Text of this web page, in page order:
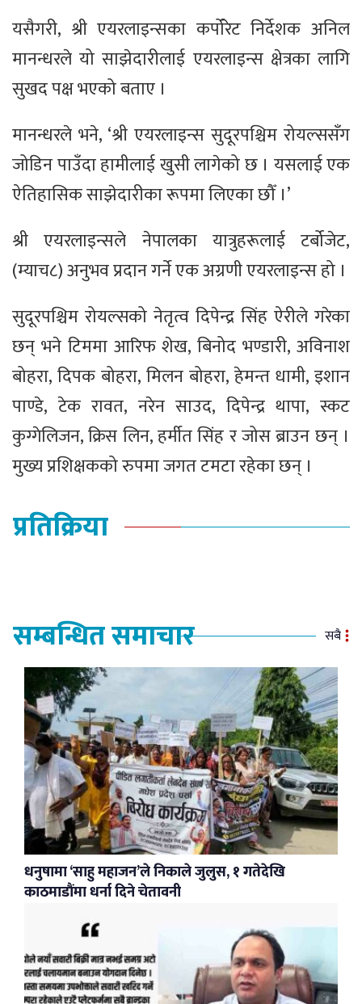
यसैगरी, श्री एयरलाइन्सका कर्पोरेट निर्देशक अनिल
मानन्धरले यो साझेदारीलाई एयरलाइन्स क्षेत्रका लागि
सुखद पक्ष भएको बताए ।
मानन्धरले भने, ‘श्री एयरलाइन्स सुदूरपश्चिम रोयल्ससँग
जोडिन पाउँदा हामीलाई खुसी लागेको छ । यसलाई एक
ऐतिहासिक साझेदारीका रूपमा लिएका छौँ ।’
श्री एयरलाइन्सले नेपालका यात्रुहरूलाई टर्बोजेट,
(म्याच८) अनुभव प्रदान गर्ने एक अग्रणी एयरलाइन्स हो ।
सुदूरपश्चिम रोयल्सको नेतृत्व दिपेन्द्र सिंह ऐरीले गरेका
छन् भने टिममा आरिफ शेख, बिनोद भण्डारी, अविनाश
बोहरा, दिपक बोहरा, मिलन बोहरा, हेमन्त धामी, इशान
पाण्डे, टेक रावत, नरेन साउद, दिपेन्द्र थापा, स्कट
कुग्गेलिजन, क्रिस लिन, हर्मीत सिंह र जोस ब्राउन छन् ।
मुख्य प्रशिक्षकको रुपमा जगत टमटा रहेका छन् ।
प्रतिक्रिया
सम्बन्धित समाचार सबै
धनुषामा ‘साहु महाजन’ले निकाले जुलुस, १ गतेदेखि
काठमाडौंमा धर्ना दिने चेतावनी